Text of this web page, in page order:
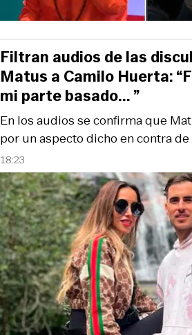
18:23
En los audios se confirma que
por un aspecto dicho en contra
Filtran audios de las
Matus a Camilo Huerta:
mi parte basado... ”